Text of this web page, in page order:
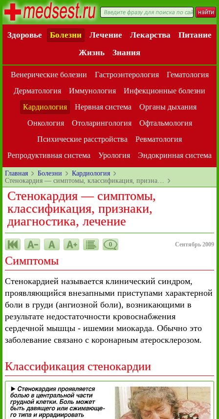
Здоровье Болезни Лечение Лекарства
Питание
Жизнь
Знания
Венерические болезни Гастроэнтерология
Гематология
Дерматология
Иммунология
Инфекционные болезни
Кардиология
Нервная система
Органы дыхания
Онкология
Отоларингология
Офтальмология
Психические расстройства
Ревматология
Репродуктивная система
Урология Эндокринная система
Главная Болезни
Кардиология
Стенокардия — симптомы, классификация, призна…
Стенокардия — симптомы,
классификация, признаки,
диагностика, лечение
0 Сентябрь 2009
Симптомы
Стенокардией называется клинический синдром,
проявляющийся внезапными приступами характерной
боли в груди (ангиозной боли), возникающими в
результате недостаточности кровоснабжения
сердечной мышцы - ишемии миокарда. Обычно это
заболевание связано с коронарным атеросклерозом.
Классификация стенокардии